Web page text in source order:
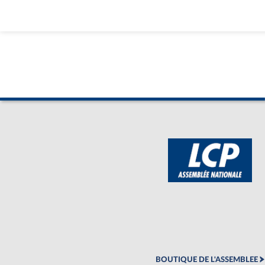
BOUTIQUE DE L'ASSEMBLEE